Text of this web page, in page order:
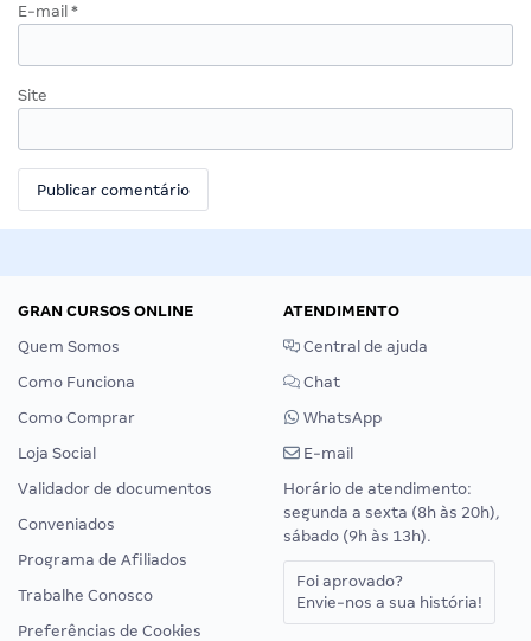
E-mail *
Site
GRAN CURSOS ONLINE
Quem Somos
Como Funciona
Como Comprar
Loja Social
Validador de documentos
Conveniados
Programa de Afiliados
Trabalhe Conosco
Preferências de Cookies
ATENDIMENTO
Central de ajuda
Chat
WhatsApp
E-mail
Horário de atendimento:
segunda a sexta (8h às 20h),
sábado (9h às 13h).
Foi aprovado?
Envie-nos a sua história!